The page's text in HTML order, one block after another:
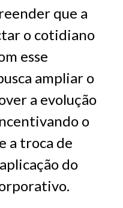
que a
o cotidiano
esse
ampliar o
a evolução
o
a troca de
do